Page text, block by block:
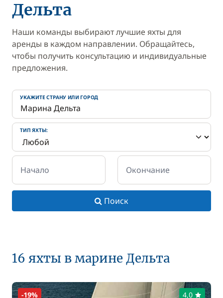
Дельта
Наши команды выбирают лучшие яхты для
аренды в каждом направлении. Обращайтесь,
чтобы получить консультацию и индивидуальные
предложения.
УКАЖИТЕ СТРАНУ ИЛИ ГОРОД
ТИП ЯХТЫ:
Начало Окончание
Поиск
16 яхты в марине Дельта
-19% 4,0